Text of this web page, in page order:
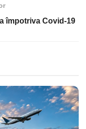
împotriva Covid-19